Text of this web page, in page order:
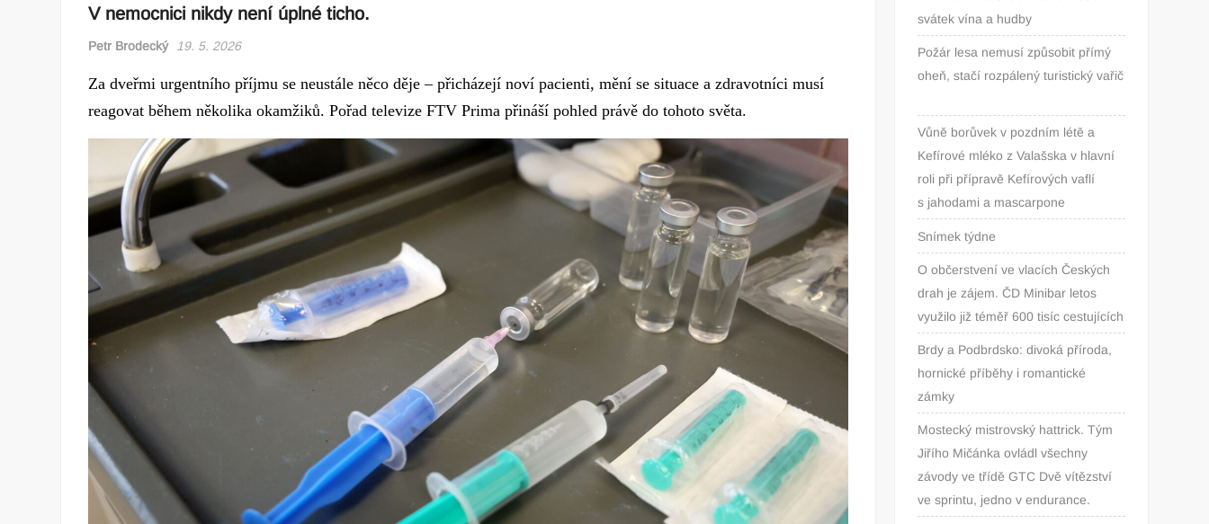
V nemocnici nikdy není úplné ticho.
Petr Brodecký 19. 5. 2026
Za dveřmi urgentního příjmu se neustále něco děje – přicházejí noví pacienti, mění se situace a zdravotníci musí
reagovat během několika okamžiků. Pořad televize FTV Prima přináší pohled právě do tohoto světa.
svátek vína a hudby
Požár lesa nemusí způsobit přímý
oheň, stačí rozpálený turistický vařič
Vůně borůvek v pozdním létě a
Kefírové mléko z Valašska v hlavní
roli při přípravě Kefírových vaflí
s jahodami a mascarpone
Snímek týdne
O občerstvení ve vlacích Českých
drah je zájem. ČD Minibar letos
využilo již téměř 600 tisíc cestujících
Brdy a Podbrdsko: divoká příroda,
hornické příběhy i romantické
zámky
Mostecký mistrovský hattrick. Tým
Jiřího Mičánka ovládl všechny
závody ve třídě GTC Dvě vítězství
ve sprintu, jedno v endurance.